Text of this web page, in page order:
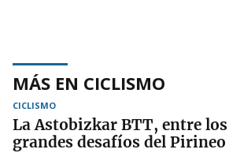
MÁS EN CICLISMO
CICLISMO
La Astobizkar BTT, entre los
grandes desafíos del Pirineo